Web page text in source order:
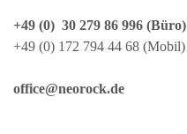
+49 (0) 30 279 86 996 (Büro)
+49 (0) 172 794 44 68 (Mobil)
office@neorock.de